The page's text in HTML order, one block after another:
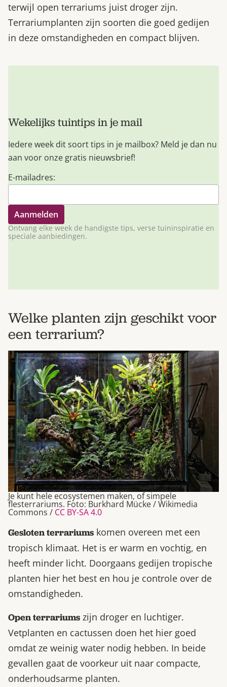
terwijl open terrariums juist droger zijn.
Terrariumplanten zijn soorten die goed gedijen
in deze omstandigheden en compact blijven.
Wekelijks tuintips in je mail
Iedere week dit soort tips in je mailbox? Meld je dan nu
aan voor onze gratis nieuwsbrief!
E-mailadres:
Ontvang elke week de handigste tips, verse tuininspiratie en
speciale aanbiedingen.
Welke planten zijn geschikt voor
een terrarium?
Je kunt hele ecosystemen maken, of simpele
flesterrariums. Foto: Burkhard Mücke / Wikimedia
Commons / CC BY-SA 4.0
Gesloten terrariums komen overeen met een
tropisch klimaat. Het is er warm en vochtig, en
heeft minder licht. Doorgaans gedijen tropische
planten hier het best en hou je controle over de
omstandigheden.
Open terrariums zijn droger en luchtiger.
Vetplanten en cactussen doen het hier goed
omdat ze weinig water nodig hebben. In beide
gevallen gaat de voorkeur uit naar compacte,
onderhoudsarme planten.